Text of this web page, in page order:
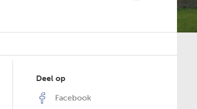
Deel op
Facebook